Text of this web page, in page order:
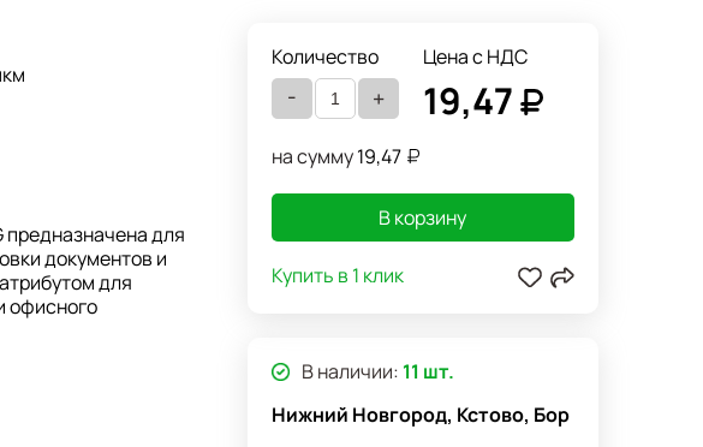
бумаг
предназначена для
документов и
для
офисного
Количество
- +
Цена с НДС
19,47
на сумму 19,47
В корзину
Купить в 1 клик
В наличии: 11 шт.
Нижний Новгород, Кстово, Бор